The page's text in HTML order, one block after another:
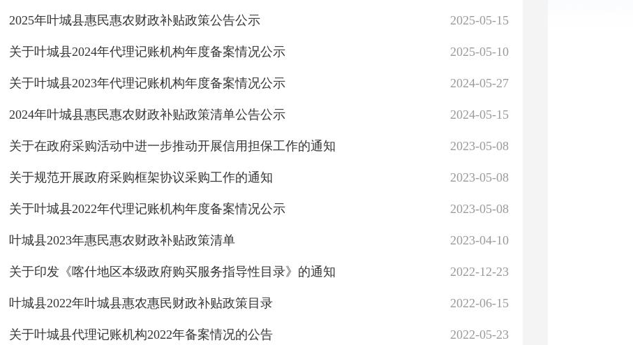
2025-05-15
2025年叶城县惠民惠农财政补贴政策公告公示
2025-05-10
关于叶城县2024年代理记账机构年度备案情况公示
2024-05-27
关于叶城县2023年代理记账机构年度备案情况公示
2024-05-15
2024年叶城县惠民惠农财政补贴政策清单公告公示
2023-05-08
关于在政府采购活动中进一步推动开展信用担保工作的通知
2023-05-08
关于规范开展政府采购框架协议采购工作的通知
2023-05-08
关于叶城县2022年代理记账机构年度备案情况公示
2023-04-10
叶城县2023年惠民惠农财政补贴政策清单
2022-12-23
关于印发《喀什地区本级政府购买服务指导性目录》的通知
2022-06-15
叶城县2022年叶城县惠农惠民财政补贴政策目录
2022-05-23
关于叶城县代理记账机构2022年备案情况的公告